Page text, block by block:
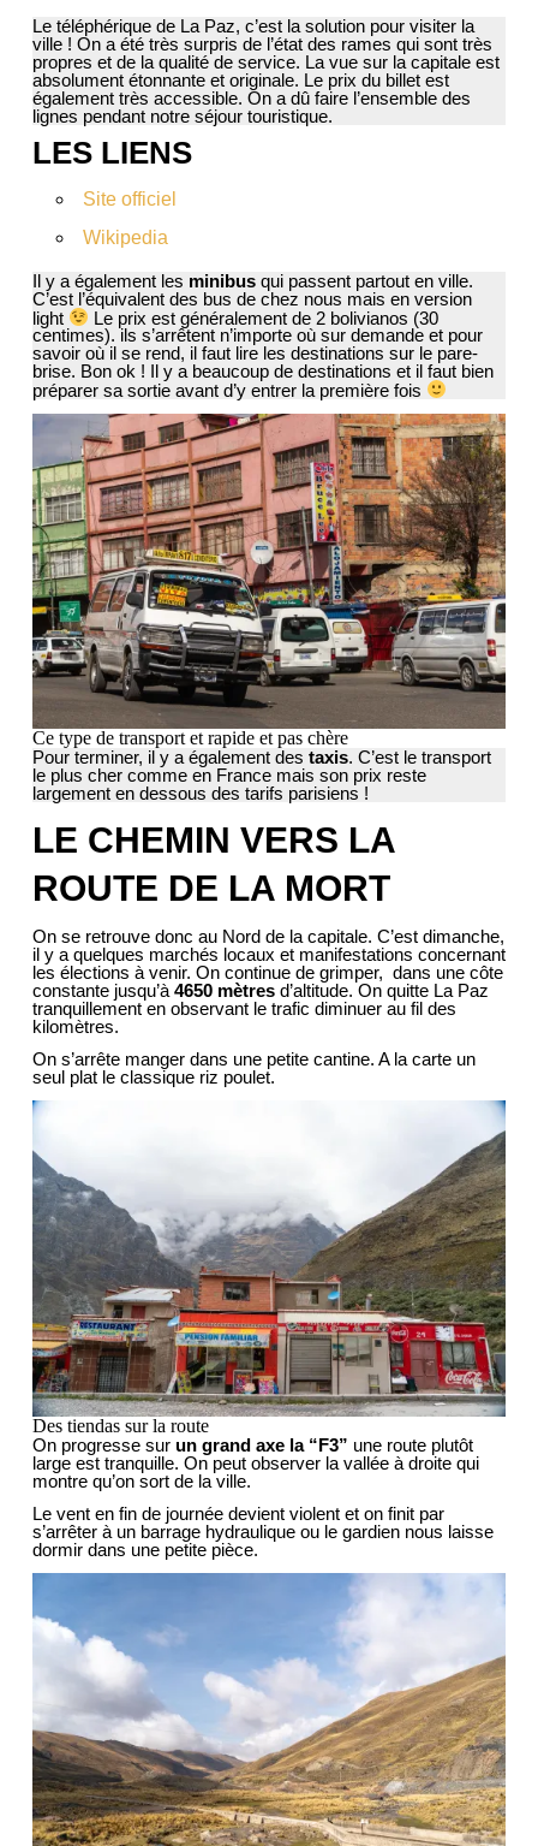
Le téléphérique de La Paz, c’est la solution pour visiter la
ville ! On a été très surpris de l’état des rames qui sont très
propres et de la qualité de service. La vue sur la capitale est
absolument étonnante et originale. Le prix du billet est
également très accessible. On a dû faire l’ensemble des
lignes pendant notre séjour touristique.
LES LIENS
Site officiel
Wikipedia
Il y a également les minibusqui passent partout en ville.
C’est l’équivalent des bus de chez nous mais en version
light
Le prix est généralement de 2 bolivianos (30
centimes). ils s’arrêtent n’importe où sur demande et pour
savoir où il se rend, il faut lire les destinations sur le pare-
brise. Bon ok ! Il y a beaucoup de destinations et il faut bien
préparer sa sortie avant d’y entrer la première fois
Ce type de transport et rapide et pas chère
Pour terminer, il y a également des taxis. C’est le transport
le plus cher comme en France mais son prix reste
largement en dessous des tarifs parisiens !
LE CHEMIN VERS LA
ROUTE DE LA MORT
On se retrouve donc au Nord de la capitale. C’est dimanche,
il y a quelques marchés locaux et manifestations concernant
les élections à venir. On continue de grimper, dans une côte
constante jusqu’à 4650 mètresd’altitude. On quitte La Paz
tranquillement en observant le trafic diminuer au fil des
kilomètres.
On s’arrête manger dans une petite cantine. A la carte un
seul plat le classique riz poulet.
Des tiendas sur la route
On progresse sur un grand axe la “F3” une route plutôt
large est tranquille. On peut observer la vallée à droite qui
montre qu’on sort de la ville.
Le vent en fin de journée devient violent et on finit par
s’arrêter à un barrage hydraulique ou le gardien nous laisse
dormir dans une petite pièce.